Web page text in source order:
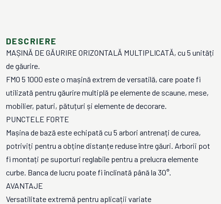
DESCRIERE
MAȘINĂ DE GĂURIRE ORIZONTALĂ MULTIPLICATĂ, cu 5 unități
de găurire.
FMO 5 1000 este o mașină extrem de versatilă, care poate fi
utilizată pentru găurire multiplă pe elemente de scaune, mese,
mobilier, paturi, pătuțuri și elemente de decorare.
PUNCTELE FORTE
Mașina de bază este echipată cu 5 arbori antrenați de curea,
potriviți pentru a obține distanțe reduse între găuri. Arborii pot
fi montați pe suporturi reglabile pentru a prelucra elemente
curbe. Banca de lucru poate fi înclinată până la 30°.
AVANTAJE
Versatilitate extremă pentru aplicații variate